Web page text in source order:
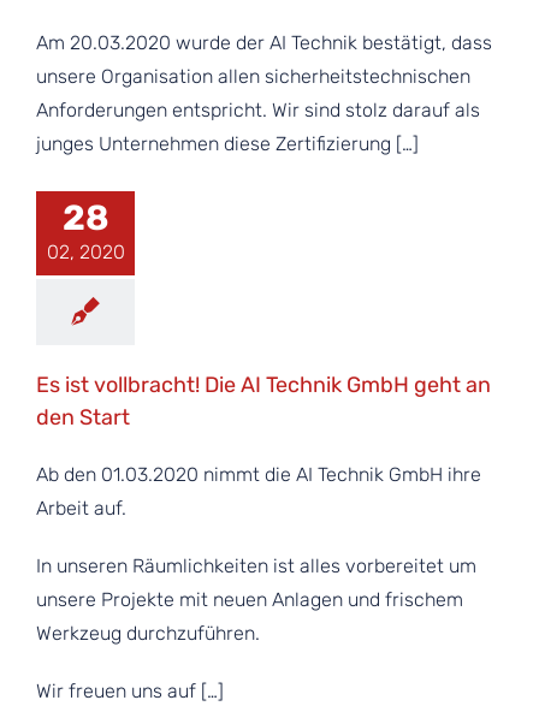
Am 20.03.2020 wurde der AI Technik bestätigt, dass
unsere Organisation allen sicherheitstechnischen
Anforderungen entspricht. Wir sind stolz darauf als
junges Unternehmen diese Zertifizierung […]
28
02, 2020
Es ist vollbracht! Die AI Technik GmbH geht an
den Start
Ab den 01.03.2020 nimmt die AI Technik GmbH ihre
Arbeit auf.
In unseren Räumlichkeiten ist alles vorbereitet um
unsere Projekte mit neuen Anlagen und frischem
Werkzeug durchzuführen.
Wir freuen uns auf […]